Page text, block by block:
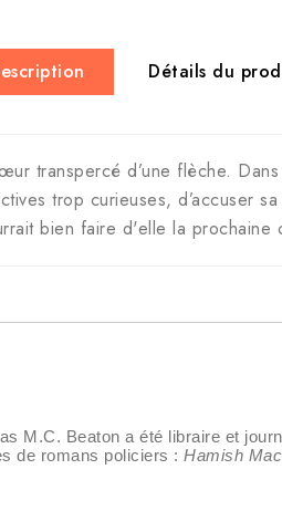
Détails du
transpercé d’une flèche.
trop curieuses, d’accuser
bien faire d'elle la prochaine
M.C. Beaton a été libraire et
de romans policiers : Hamish